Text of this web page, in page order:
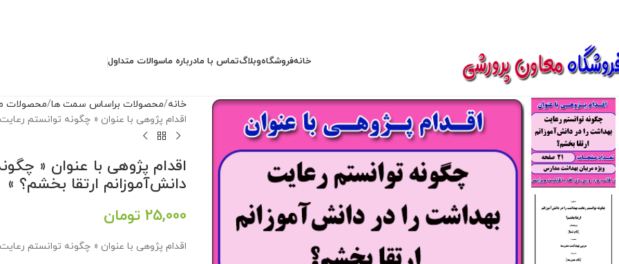
خانهفروشگاهوبلاگتماس با مادرباره ماسوالات متداول
خانه محصولات براساس سمت ها محصولات
اقدام پژوهی با عنوان « چگونه توانستم
اقدام پژوهی با عنوان «
دانش‌آموزانم ارتقا بخشم؟ »
25,000 تومان
اقدام پژوهی با عنوان « چگونه توانستم